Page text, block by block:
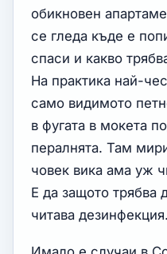
обикновен
се гледа къде е
спаси и какво
На практика най-
само видимото
в фугата в мокета
пералнята. Там
човек вика ама уж
Е да защото трябва
читава дезинфекция.